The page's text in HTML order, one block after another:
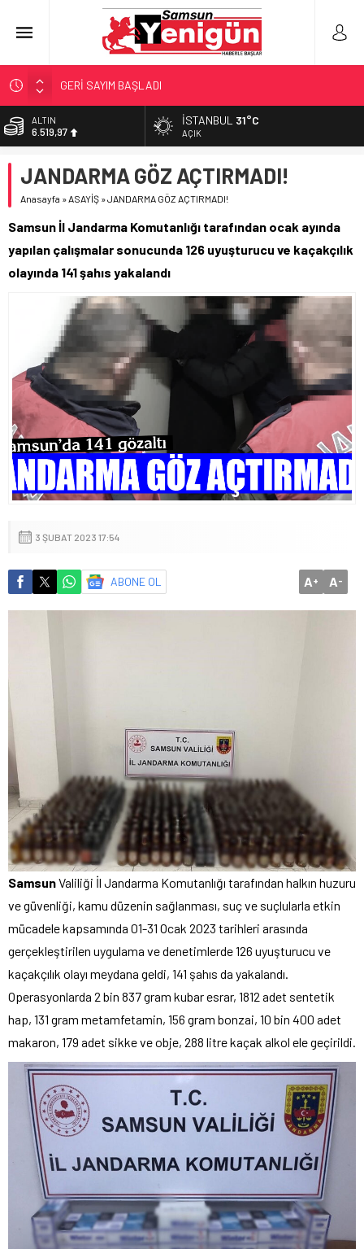
GERİ SAYIM BAŞLADI
SAMSUNSPOR’DA HEDEF 5’İNCİLİK!
‘BAFRA’YA YATIRIM YAPIN!’
YÖNETİCİ SEÇERKEN YAPILAN EN BÜYÜK HATALAR
BİST
13.798,82
47,7025
EURO
6.519,97
İSTANBUL 31°C
AÇIK
JANDARMA GÖZ AÇTIRMADI!
Anasayfa »ASAYİŞ »JANDARMA GÖZ AÇTIRMADI!
Samsun İl Jandarma Komutanlığı tarafından ocak ayında
yapılan çalışmalar sonucunda 126 uyuşturucu ve kaçakçılık
olayında 141 şahıs yakalandı
3 ŞUBAT 2023 17:54
ABONE OL A+ A-
SamsunValiliği İl Jandarma Komutanlığı tarafından halkın huzuru
ve güvenliği, kamu düzenin sağlanması, suç ve suçlularla etkin
mücadele kapsamında 01-31 Ocak 2023 tarihleri arasında
gerçekleştirilen uygulama ve denetimlerde 126 uyuşturucu ve
kaçakçılık olayı meydana geldi, 141 şahıs da yakalandı.
Operasyonlarda 2 bin 837 gram kubar esrar, 1812 adet sentetik
hap, 131 gram metamfetamin, 156 gram bonzai, 10 bin 400 adet
makaron, 179 adet sikke ve obje, 288 litre kaçak alkol ele geçirildi.